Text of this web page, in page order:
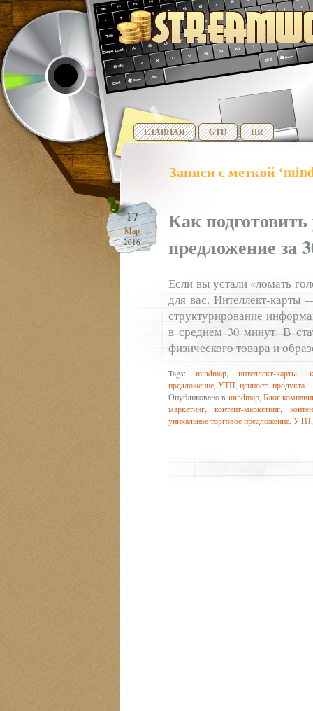
ГЛАВНАЯ GTD HR
Записи с меткой
17
Мар
2016
Как
предложение
Если вы устали «ломать
для вас. Интеллект-карты
структурирование
в среднем 30 минут. В
физического товара и
Tags:mindmap ,интеллект-карты
предложение УТП ценность продукта
Опубликовано в mindmap, Блог
маркетинг
контент-маркетинг,
уникальное торговое предложение УТП